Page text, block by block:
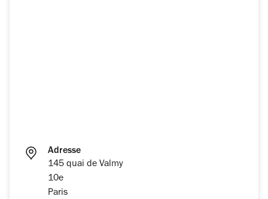
Adresse
145 quai de Valmy
10e
Paris